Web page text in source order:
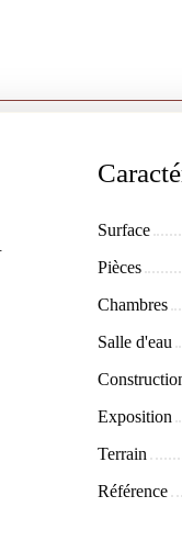
Surface
Pièces
Chambres
Salle d'eau
Exposition
Terrain
Référence